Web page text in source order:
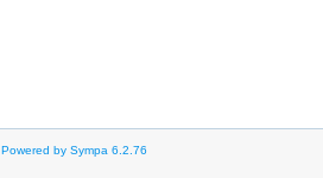
Powered by Sympa 6.2.76